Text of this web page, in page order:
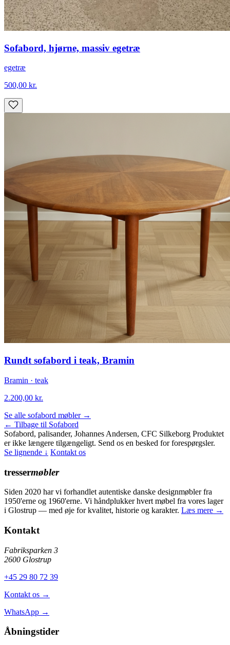
Sofabord, hjørne, massiv egetræ
egetræ
500,00 kr.
Rundt sofabord i teak, Bramin
Bramin · teak
2.200,00 kr.
Se alle sofabord møbler →
← Tilbage til Sofabord
Sofabord, palisander, Johannes Andersen, CFC Silkeborg Produktet
er ikke længere tilgængeligt. Send os en besked for forespørgsler.
Se lignende ↓ Kontakt os
tressermøbler
Siden 2020 har vi forhandlet autentiske danske designmøbler fra
1950'erne og 1960'erne. Vi håndplukker hvert møbel fra vores lager
i Glostrup — med øje for kvalitet, historie og karakter. Læs mere →
Kontakt
Fabriksparken 3
2600 Glostrup
+45 29 80 72 39
Kontakt os →
WhatsApp →
Åbningstider